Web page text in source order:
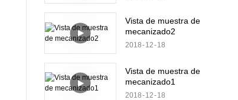
Vista de muestra de
mecanizado2
2018 12 18
Vista de muestra de
mecanizado1
2018 12 18